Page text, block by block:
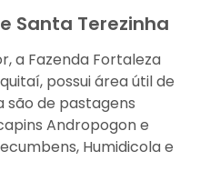
Santa Terezinha
a Fazenda Fortaleza
possui área útil de
são de pastagens
Andropogon e
Humidicola e